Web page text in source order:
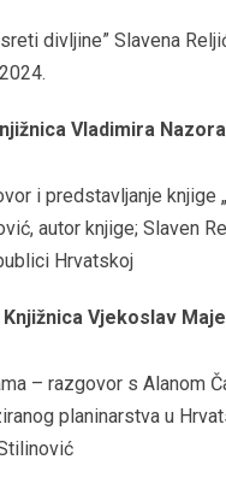
divljine” Slavena
Vladimira
i predstavljanje knjige
autor knjige; Slaven
Hrvatskoj
Vjekoslav
– razgovor s Alanom
planinarstva u